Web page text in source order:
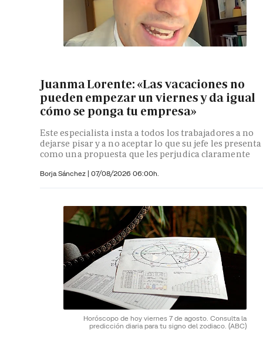
Juanma Lorente: «Las vacaciones no
pueden empezar un viernes y da igual
cómo se ponga tu empresa»
Este especialista insta a todos los trabajadores a no
dejarse pisar y a no aceptar lo que su jefe les presenta
como una propuesta que les perjudica claramente
Borja Sánchez | 07/08/2026 06:00h.
Horóscopo de hoy viernes 7 de agosto. Consulta la
predicción diaria para tu signo del zodiaco. (ABC)